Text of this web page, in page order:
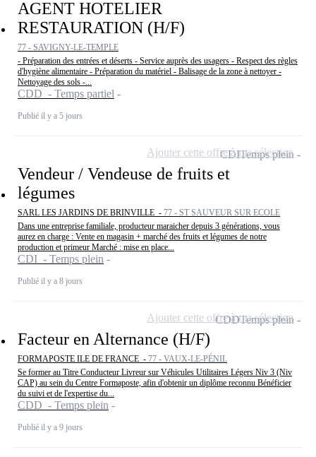
AGENT HOTELIER
RESTAURATION (H/F)
77 - SAVIGNY-LE-TEMPLE
- Préparation des entrées et déserts - Service auprès des usagers - Respect des règles
d'hygiène alimentaire - Préparation du matériel - Balisage de la zone à nettoyer -
Nettoyage des sols -...
CDD - Temps partiel
Publié il y a 5 jours
Vendeur / Vendeuse de fruits et
légumes
SARL LES JARDINS DE BRINVILLE - 77 - ST SAUVEUR SUR ECOLE
Dans une entreprise familiale, producteur maraicher depuis 3 générations, vous
aurez en charge : Vente en magasin + marché des fruits et légumes de notre
production et primeur Marché : mise en place...
CDI - Temps plein
Publié il y a 8 jours
CDITemps plein
Ajouter cette offre à ma sélection
Facteur en Alternance (H/F)
FORMAPOSTE ILE DE FRANCE - 77 - VAUX-LE-PÉNIL
Se former au Titre Conducteur Livreur sur Véhicules Utilitaires Légers Niv 3 (Niv
CAP) au sein du Centre Formaposte, afin d'obtenir un diplôme reconnu Bénéficier
du suivi et de l'expertise du...
CDD - Temps plein
Publié il y a 9 jours
CDDTemps plein
Ajouter cette offre à ma sélection